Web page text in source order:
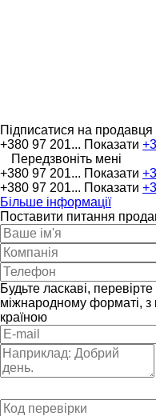
Підписатися на продавця
+380 97 201... Показати
Передзвоніть мені
+380 97 201... Показати
+380 97 201... Показати
Більше інформації
Поставити питання
Будьте ласкаві,
міжнародному форматі, з
країною